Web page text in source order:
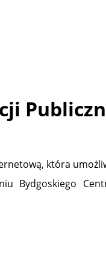
która
Bydgoskiego